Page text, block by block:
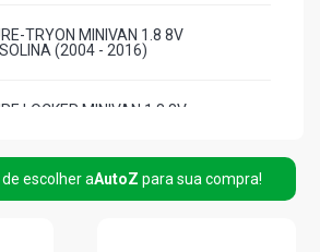
TRYON MINIVAN 1.8 8V
(2004 - 2016)
LOCKER MINIVAN 1.8 8V
MINIVAN 1.8 8V POWERTRAIN
2016)
de escolher aAutoZ para sua compra!